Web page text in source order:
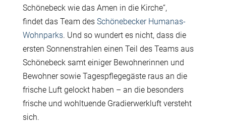
Schönebeck wie das Amen in die Kirche“,
findet das Team des Schönebecker Humanas-
Wohnparks. Und so wundert es nicht, dass die
ersten Sonnenstrahlen einen Teil des Teams aus
Schönebeck samt einiger Bewohnerinnen und
Bewohner sowie Tagespflegegäste raus an die
frische Luft gelockt haben – an die besonders
frische und wohltuende Gradierwerkluft versteht
sich.